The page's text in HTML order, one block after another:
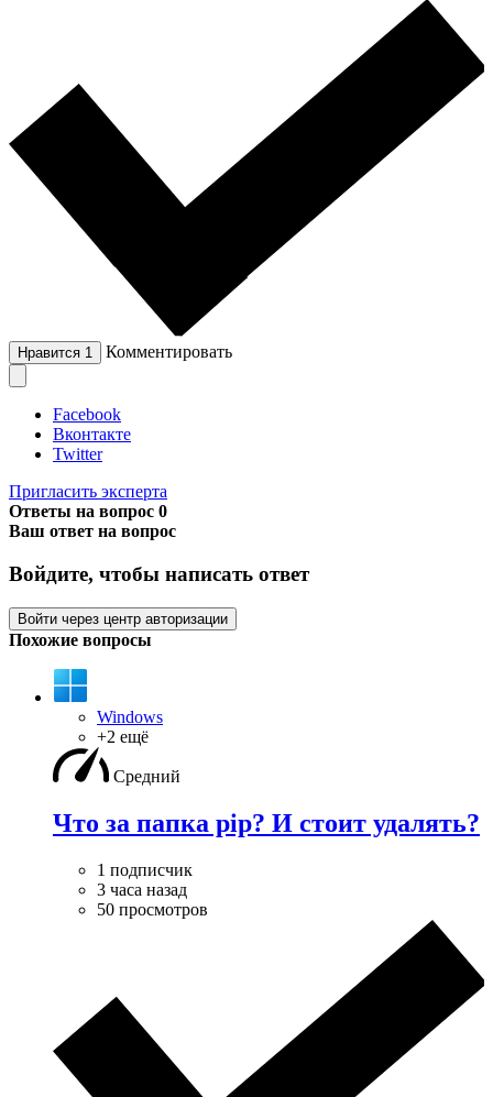
Нравится 1 Комментировать
Facebook
Вконтакте
Twitter
Пригласить эксперта
Ответы на вопрос 0
Ваш ответ на вопрос
Войдите, чтобы написать ответ
Войти через центр авторизации
Похожие вопросы
Windows
+2 ещё
Средний
Что за папка pip? И стоит удалять?
1 подписчик
3 часа назад
50 просмотров